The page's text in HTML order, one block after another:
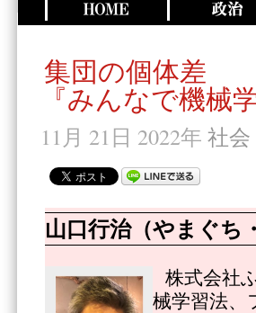
集団の個体差
『みんなで機械
11月 21日 2022年 社会
山口行治（やまぐち
株式会社
械学習法、